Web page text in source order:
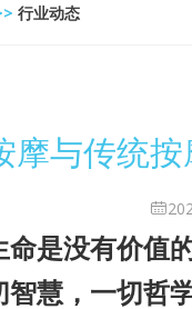
行业动态
摩与传统
命是没有价值
智慧，一切哲